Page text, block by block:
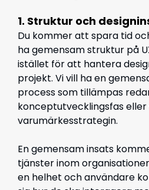
1. Struktur och
Du kommer att spara tid
ha gemensam struktur på
istället föratt hantera
projekt. Vi vill ha en
process som tillämpas
konceptutvecklingsfas eller
varumärkesstrategin.
En gemensam insats
tjänster inom
en helhet och användare